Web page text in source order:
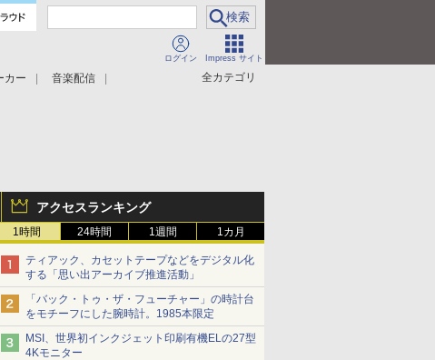
ログイン Impress サイト
全カテゴリ
カー
音楽配信
アクセスランキング
1時間 24時間 1週間 1カ月
ティアック、カセットテープなどをデジタル化
する「思い出アーカイブ推進活動」
「バック・トゥ・ザ・フューチャー」の時計台
をモチーフにした腕時計。1985本限定
MSI、世界初インクジェット印刷有機ELの27型
4Kモニター